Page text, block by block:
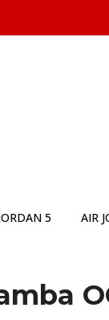
5 AIR